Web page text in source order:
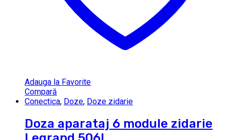
Adauga la Favorite
Compară
Conectica, Doze, Doze zidarie
Doza aparataj 6 module zidarie